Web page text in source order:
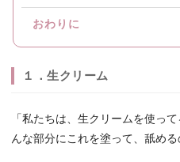
おわりに
１．生クリーム
「私たちは、生クリームを使っ
んな部分にこれを塗って、舐める